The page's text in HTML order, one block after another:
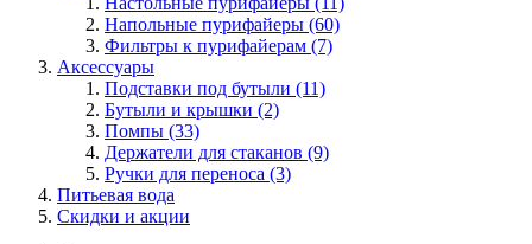
Напольные пурифайеры (60)
Фильтры к пурифайерам (7)
Аксессуары
Подставки под бутыли (11)
Бутыли и крышки (2)
Помпы (33)
Держатели для стаканов (9)
Ручки для переноса (3)
Питьевая вода
Скидки и акции